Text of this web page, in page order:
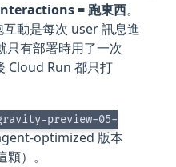
= 跑東西。
動是每次 user 訊息進
只有部署時用了一次
Cloud Run 都只打
preview-05-
optimized 版本
）。